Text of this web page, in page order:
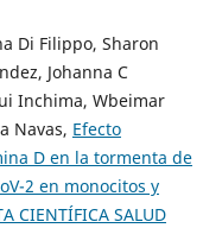
Di Filippo, Sharon
Johanna C
Inchima, Wbeimar
Navas, Efecto
D en la tormenta de
2 en monocitos y
CIENTÍFICA SALUD